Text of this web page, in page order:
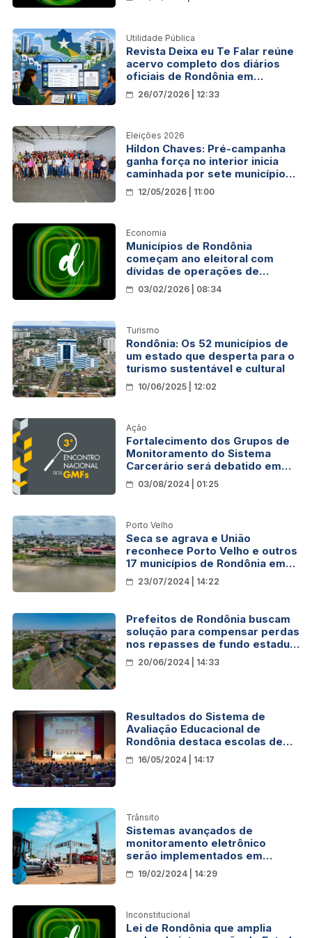
Covid-19
Utilidade Pública
Revista Deixa eu Te Falar reúne
acervo completo dos diários
oficiais de Rondônia em
plataforma gratuita
26/07/2026 | 12:33
Eleições 2026
Hildon Chaves: Pré-campanha
ganha força no interior inicia
caminhada por sete municípios
de Rondônia
12/05/2026 | 11:00
Economia
Municípios de Rondônia
começam ano eleitoral com
dívidas de operações de
crédito
03/02/2026 | 08:34
Turismo
Rondônia: Os 52 municípios de
um estado que desperta para o
turismo sustentável e cultural
10/06/2025 | 12:02
Ação
Fortalecimento dos Grupos de
Monitoramento do Sistema
Carcerário será debatido em
Porto Velho
03/08/2024 | 01:25
Porto Velho
Seca se agrava e União
reconhece Porto Velho e outros
17 municípios de Rondônia em
situação de emergência
23/07/2024 | 14:22
Prefeitos de Rondônia buscam
solução para compensar perdas
nos repasses de fundo estadual
para os municípios
20/06/2024 | 14:33
Resultados do Sistema de
Avaliação Educacional de
Rondônia destaca escolas de
Porto Velho com premiação
16/05/2024 | 14:17
Trânsito
Sistemas avançados de
monitoramento eletrônico
serão implementados em
cruzamentos estratégicos
19/02/2024 | 14:29
Inconstitucional
Lei de Rondônia que amplia